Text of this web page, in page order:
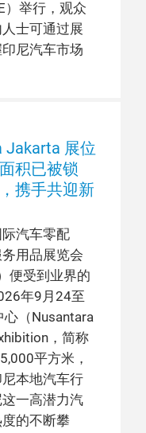
）举行，观众
士可通过展
尼汽车市场
Jakarta 展位
积已被锁
携手共迎新
汽车零配
用品展览会
便受到业界的
年9月24至
（Nusantara
，简称
平方米，
本地汽车行
一高潜力汽
的不断攀